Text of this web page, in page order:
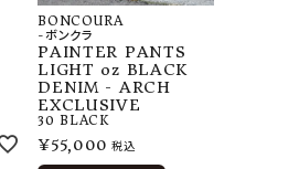
BONCOURA
-ボンクラ
PAINTER PANTS
LIGHT oz BLACK
DENIM - ARCH
EXCLUSIVE
30 BLACK
¥55,000 税込